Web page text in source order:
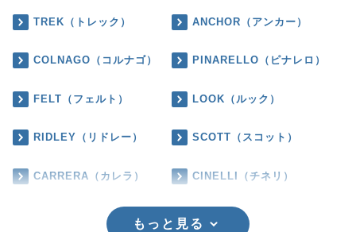
TREK（トレック） ANCHOR（アンカー）
COLNAGO（コルナゴ） PINARELLO（ピナレロ）
FELT（フェルト） LOOK（ルック）
RIDLEY（リドレー） SCOTT（スコット）
CARRERA（カレラ） CINELLI（チネリ）
もっと見る